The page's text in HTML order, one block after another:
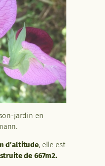
jardin en
d’altitude, elle est
de 667m2.